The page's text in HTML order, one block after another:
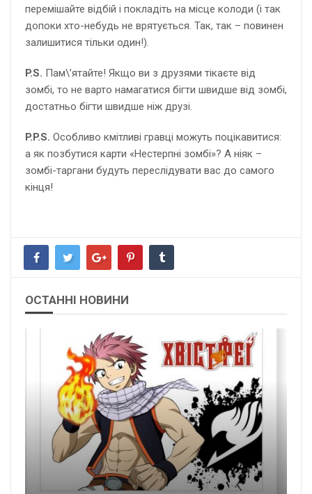
перемішайте відбій і покладіть на місце колоди (і так
допоки хто-небудь не врятується. Так, так – повинен
залишитися тільки один!).
P.S. Пам\’ятайте! Якщо ви з друзями тікаєте від
зомбі, то не варто намагатися бігти швидше від зомбі,
достатньо бігти швидше ніж друзі.
P.P.S. Особливо кмітливі гравці можуть поцікавитися:
а як позбутися карти «Нестерпні зомбі»? А ніяк –
зомбі-таргани будуть переслідувати вас до самого
кінця!
ОСТАННІ НОВИНИ